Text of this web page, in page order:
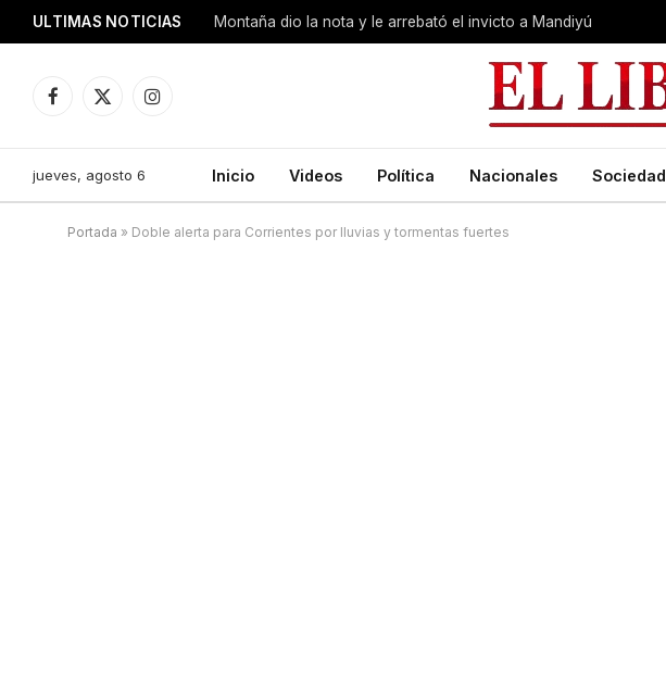
ULTIMAS NOTICIAS Montaña dio la nota y le arrebató el invicto a Mandiyú
Facebook
X
Instagram
jueves, agosto 6 Inicio Videos Política Nacionales Sociedad
Portada » Doble alerta para Corrientes por lluvias y tormentas fuertes